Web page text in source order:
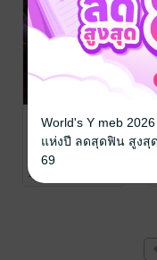
ร้ายของเฮียไช่
ยุค 70
bellalisa_ / L A Y L
A .G R A C E
นิยายรักจีนโบราณ
11 Rating
World's Y meb
แห่งปี ลดสุดฟิน สูงสุ
69